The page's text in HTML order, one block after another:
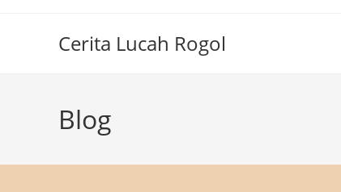
Cerita Lucah Rogol
Blog